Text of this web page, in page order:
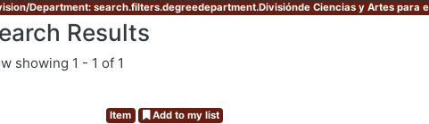
Department: search.filters.degreedepartment.Divisiónde Ciencias y Artes para
Results
showing 1 - 1 of 1
Item Add to my list